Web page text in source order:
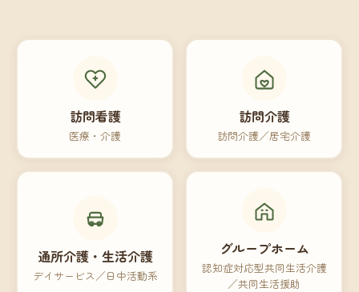
訪問看護
医療・介護
訪問介護
訪問介護／居宅介護
通所介護・生活介護
デイサービス／日中活動系
グループホーム
認知症対応型共同生活介護
／共同生活援助